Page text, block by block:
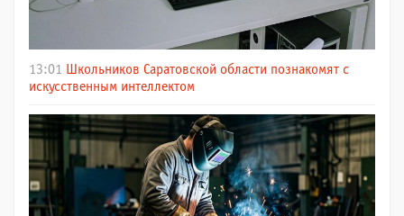
13:01 Школьников Саратовской области познакомят с
искусственным интеллектом